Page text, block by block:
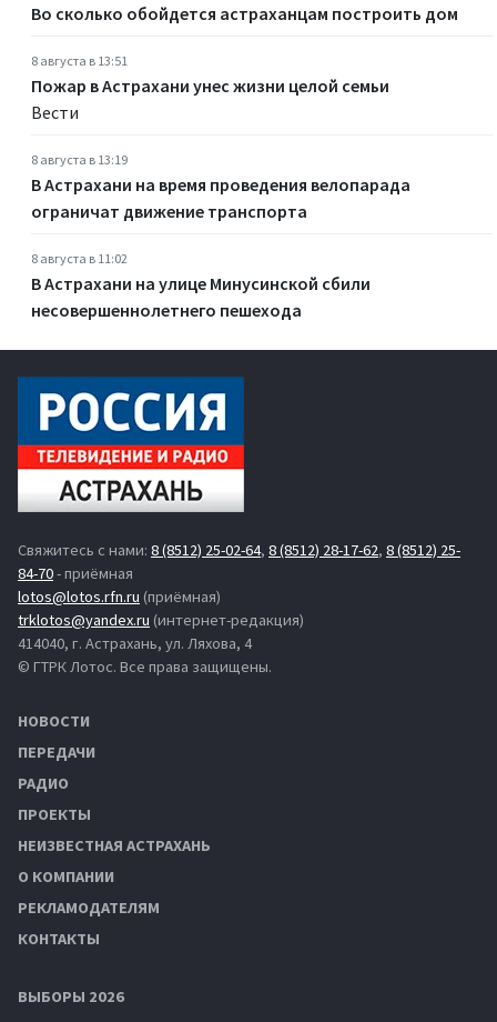
Во сколько обойдется астраханцам построить дом
8 августа в 13:51
Пожар в Астрахани унес жизни целой семьи
Вести
8 августа в 13:19
В Астрахани на время проведения велопарада
ограничат движение транспорта
8 августа в 11:02
В Астрахани на улице Минусинской сбили
несовершеннолетнего пешехода
Свяжитесь с нами: 8 (8512) 25-02-64, 8 (8512) 28-17-62, 8 (8512) 25-
84-70- приёмная
lotos@lotos.rfn.ru (приёмная)
trklotos@yandex.ru (интернет-редакция)
414040, г. Астрахань, ул. Ляхова, 4
© ГТРК Лотос. Все права защищены.
НОВОСТИ
ПЕРЕДАЧИ
РАДИО
ПРОЕКТЫ
НЕИЗВЕСТНАЯ АСТРАХАНЬ
О КОМПАНИИ
РЕКЛАМОДАТЕЛЯМ
КОНТАКТЫ
ВЫБОРЫ 2026